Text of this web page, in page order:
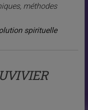
méthodes
spirituelle